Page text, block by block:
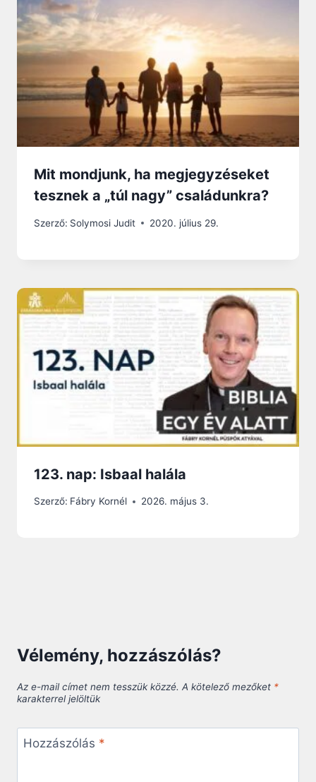
Mit mondjunk, ha megjegyzéseket
tesznek a „túl nagy” családunkra?
Szerző: Solymosi Judit 2020. július 29.
123. nap: Isbaal halála
Szerző: Fábry Kornél 2026. május 3.
Vélemény, hozzászólás?
Az e-mail címet nem tesszük közzé. A kötelező mezőket *
karakterrel jelöltük
Hozzászólás *